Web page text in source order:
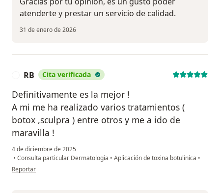
atenderte y prestar un servicio de calidad.
31 de enero de 2026
RB Cita verificada
Definitivamente es la mejor !
A mi me ha realizado varios tratamientos (
botox ,sculpra ) entre otros y me a ido de
maravilla !
4 de diciembre de 2025
• Consulta particular Dermatología • Aplicación de toxina botulínica •
en opinión del usuario RB
Reportar